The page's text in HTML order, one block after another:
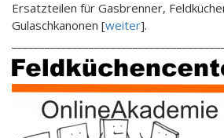
Ersatzteilen für Gasbrenner,
Gulaschkanonen [weiter].